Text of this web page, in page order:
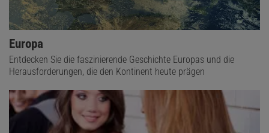
Europa
Entdecken Sie die faszinierende Geschichte Europas und die
Herausforderungen, die den Kontinent heute prägen